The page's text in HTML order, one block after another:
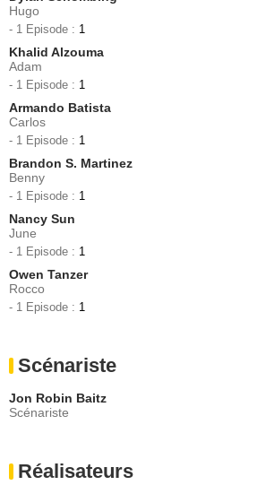
Hugo
- 1 Episode : 1
Khalid Alzouma
Adam
- 1 Episode : 1
Armando Batista
Carlos
- 1 Episode : 1
Brandon S. Martinez
Benny
- 1 Episode : 1
Nancy Sun
June
- 1 Episode : 1
Owen Tanzer
Rocco
- 1 Episode : 1
Scénariste
Jon Robin Baitz
Scénariste
Réalisateurs